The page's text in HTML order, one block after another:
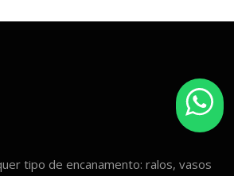
tipo de encanamento: ralos, vasos